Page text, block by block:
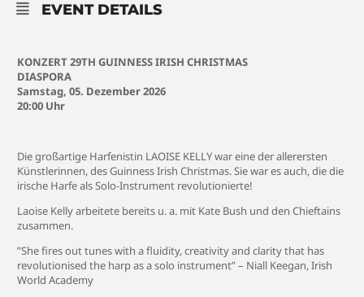
EVENT DETAILS
KONZERT 29TH GUINNESS IRISH CHRISTMAS
DIASPORA
Samstag, 05. Dezember 2026
20:00 Uhr
Die großartige Harfenistin LAOISE KELLY war eine der allerersten
Künstlerinnen, des Guinness Irish Christmas. Sie war es auch, die die
irische Harfe als Solo-Instrument revolutionierte!
Laoise Kelly arbeitete bereits u. a. mit Kate Bush und den Chieftains
zusammen.
”She fires out tunes with a fluidity, creativity and clarity that has
revolutionised the harp as a solo instrument” – Niall Keegan, Irish
World Academy